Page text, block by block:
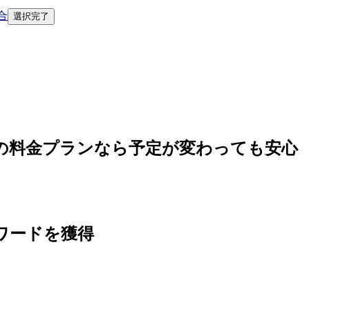
選択完了
料金プランなら予定が変わっても安心
ードを獲得